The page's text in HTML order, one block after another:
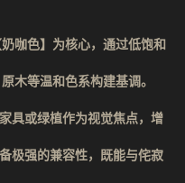
咖色】为核心，通过低饱和
木等温和色系构建基调。
具或绿植作为视觉焦点，增
极强的兼容性，既能与侘寂